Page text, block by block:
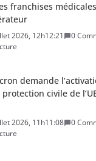
franchises
2026, 12h12:21
0
demande
civile de
2026, 11h11:08
0